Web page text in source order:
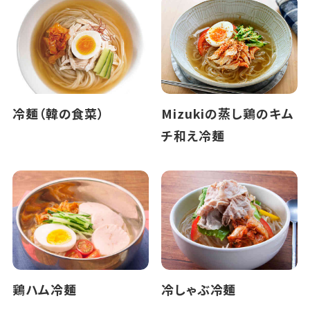
冷麺（韓の食菜）
Mizukiの蒸し鶏のキム
チ和え冷麺
鶏ハム冷麺 冷しゃぶ冷麺